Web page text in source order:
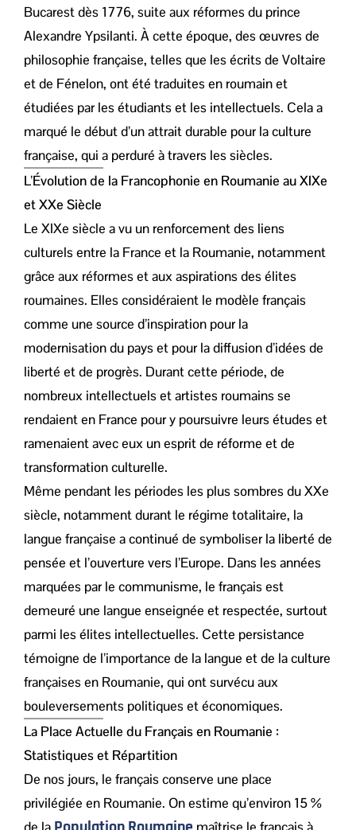
Bucarest dès 1776, suite aux réformes du prince
Alexandre Ypsilanti. À cette époque, des œuvres de
philosophie française, telles que les écrits de Voltaire
et de Fénelon, ont été traduites en roumain et
étudiées par les étudiants et les intellectuels. Cela a
marqué le début d’un attrait durable pour la culture
française, qui a perduré à travers les siècles.
L’Évolution de la Francophonie en Roumanie au XIXe
et XXe Siècle
Le XIXe siècle a vu un renforcement des liens
culturels entre la France et la Roumanie, notamment
grâce aux réformes et aux aspirations des élites
roumaines. Elles considéraient le modèle français
comme une source d’inspiration pour la
modernisation du pays et pour la diffusion d’idées de
liberté et de progrès. Durant cette période, de
nombreux intellectuels et artistes roumains se
rendaient en France pour y poursuivre leurs études et
ramenaient avec eux un esprit de réforme et de
transformation culturelle.
Même pendant les périodes les plus sombres du XXe
siècle, notamment durant le régime totalitaire, la
langue française a continué de symboliser la liberté de
pensée et l’ouverture vers l’Europe. Dans les années
marquées par le communisme, le français est
demeuré une langue enseignée et respectée, surtout
parmi les élites intellectuelles. Cette persistance
témoigne de l’importance de la langue et de la culture
françaises en Roumanie, qui ont survécu aux
bouleversements politiques et économiques.
La Place Actuelle du Français en Roumanie :
Statistiques et Répartition
De nos jours, le français conserve une place
privilégiée en Roumanie. On estime qu’environ 15 %
de la
maîtrise le français à